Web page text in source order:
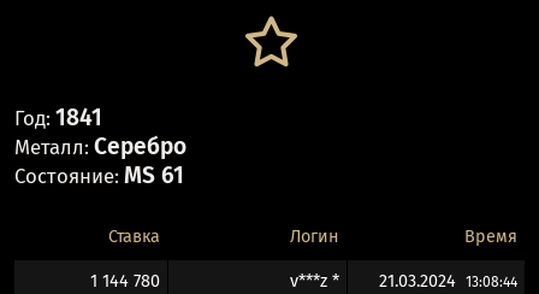
Год: 1841
Металл: Серебро
Состояние: MS 61
Ставка Логин Время
1 144 780 v***z * 21.03.2024 13:08:44